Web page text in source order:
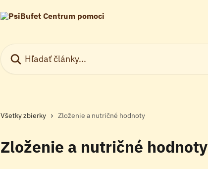
Všetky zbierky Zloženie a nutričné hodnoty
Zloženie a nutričné hodnoty